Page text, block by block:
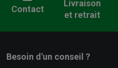
Contact
Livraison
et retrait
Besoin d'un conseil ?